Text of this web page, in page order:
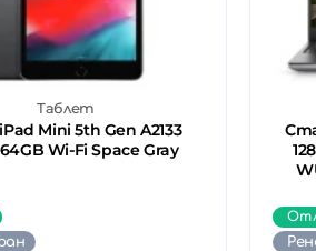
Таблет
Mini 5th Gen A2133
64GB Wi-Fi Space Gray